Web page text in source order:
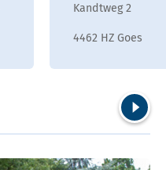
Kandtweg 2
4462 HZ Goes